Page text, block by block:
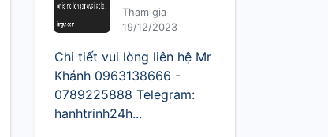
Tham gia
19/12/2023
Chi tiết vui lòng liên hệ Mr
Khánh 0963138666 -
0789225888 Telegram:
hanhtrinh24h...